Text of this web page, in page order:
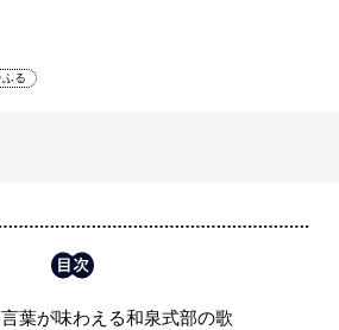
る
葉が味わえる和泉式部の歌